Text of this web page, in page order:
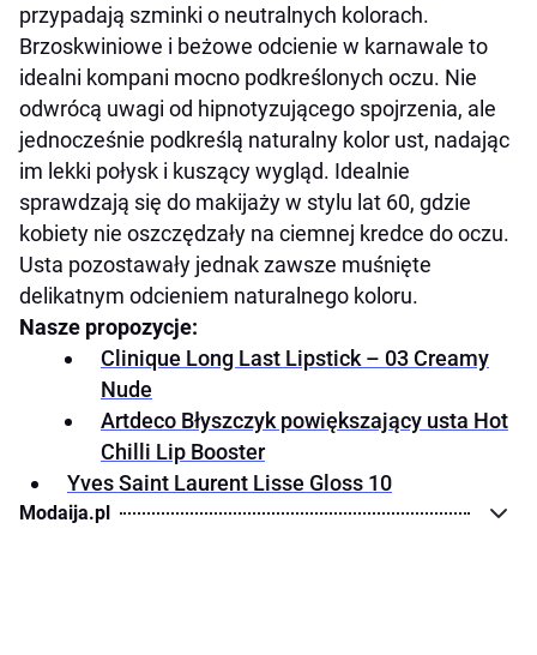
przypadają szminki o neutralnych kolorach.
Brzoskwiniowe i beżowe odcienie w karnawale to
idealni kompani mocno podkreślonych oczu. Nie
odwrócą uwagi od hipnotyzującego spojrzenia, ale
jednocześnie podkreślą naturalny kolor ust, nadając
im lekki połysk i kuszący wygląd. Idealnie
sprawdzają się do makijaży w stylu lat 60, gdzie
kobiety nie oszczędzały na ciemnej kredce do oczu.
Usta pozostawały jednak zawsze muśnięte
delikatnym odcieniem naturalnego koloru.
Nasze propozycje:
Clinique Long Last Lipstick – 03 Creamy
Nude
Artdeco Błyszczyk powiększający usta Hot
Chilli Lip Booster
Yves Saint Laurent Lisse Gloss 10
Modaija.pl